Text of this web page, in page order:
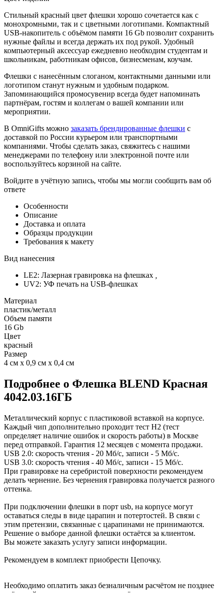
Стильный красный цвет флешки хорошо сочетается как с
монохромными, так и с цветными логотипами. Компактный
USB-накопитель с объёмом памяти 16 Gb позволит сохранить
нужные файлы и всегда держать их под рукой. Удобный
компьютерный аксессуар ежедневно необходим студентам и
школьникам, работникам офисов, бизнесменам, коучам.
Флешки с нанесённым слоганом, контактными данными или
логотипом станут нужным и удобным подарком.
Запоминающийся промосувенир всегда будет напоминать
партнёрам, гостям и коллегам о вашей компании или
мероприятии.
В OmniGifts можно заказать брендированные флешки с
доставкой по России курьером или транспортными
компаниями. Чтобы сделать заказ, свяжитесь с нашими
менеджерами по телефону или электронной почте или
воспользуйтесь корзиной на сайте.
Войдите в учётную запись, чтобы мы могли сообщить вам об
ответе
Особенности
Описание
Доставка и оплата
Образцы продукции
Требования к макету
Вид нанесения
LE2: Лазерная гравировка на флешках
UV2: УФ печать на USB-флешках
Материал
пластик/металл
Объем памяти
16 Gb
Цвет
красный
Размер
4 см х 0,9 см х 0,4 см
Подробнее о Флешка BLEND Красная
4042.03.16ГБ
Металлический корпус с пластиковой вставкой на корпусе.
Каждый чип дополнительно проходит тест H2 (тест
определяет наличие ошибок и скорость работы) в Москве
перед отправкой. Гарантия 12 месяцев с момента продажи.
USB 2.0: скорость чтения - 20 Мб/с, записи - 5 Мб/с.
USB 3.0: скорость чтения - 40 Мб/с, записи - 15 Мб/с.
При гравировке на серебристой поверхности рекомендуем
делать чернение. Без чернения гравировка получается разного
оттенка.
При подключении флешки в порт usb, на корпусе могут
оставаться следы в виде царапин и потертостей. В связи с
этим претензии, связанные с царапинами не принимаются.
Решение о выборе данной флешки остаётся за клиентом.
Вы можете заказать услугу записи информации.
Рекомендуем в комплект приобрести Цепочку.
Необходимо оплатить заказ безналичным расчётом не позднее